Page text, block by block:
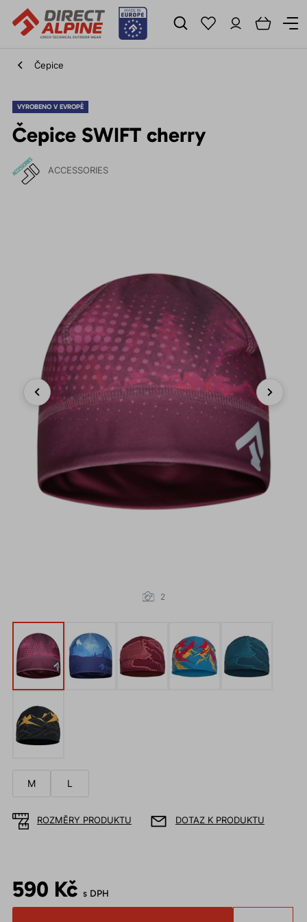
Čepice
VYROBENO V EVROPĚ
Čepice SWIFT cherry
ACCESSORIES
Previous Next
2
M L
ROZMĚRY PRODUKTU DOTAZ K PRODUKTU
590 Kč s DPH